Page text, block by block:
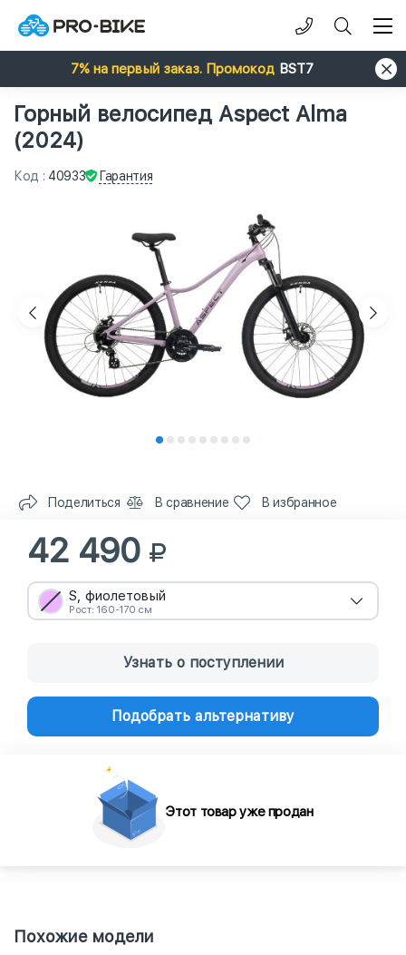
7% на первый заказ. Промокод BST7
Горный велосипед Aspect Alma
(2024)
Код : 40933 Гарантия
Поделиться В сравнение В избранное
42 490
S, фиолетовый
Рост: 160-170 см
Узнать о поступлении
Подобрать альтернативу
Этот товар уже продан
Похожие модели